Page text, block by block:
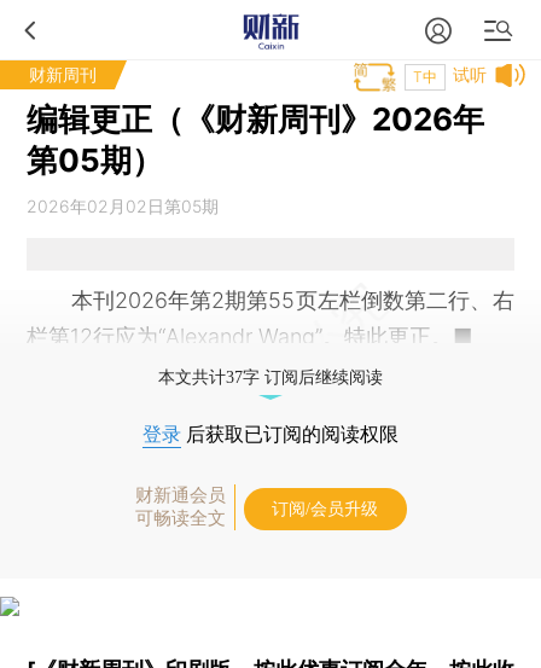
财新周刊 试听
T中
编辑更正（《财新周刊》2026年
第05期）
2026年02月02日第05期
本刊2026年第2期第55页左栏倒数第二行、右
栏第12行应为“Alexandr Wang”。特此更正。■
本文共计37字 订阅后继续阅读
登录 后获取已订阅的阅读权限
财新通会员
可畅读全文
订阅/会员升级